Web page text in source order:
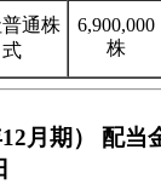
通株
式
6,900,000
株
月期） 配当